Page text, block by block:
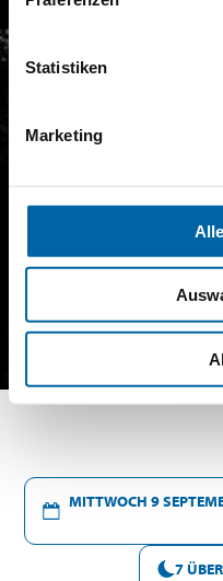
Statistiken
Marketing
MITTWOCH 9
7